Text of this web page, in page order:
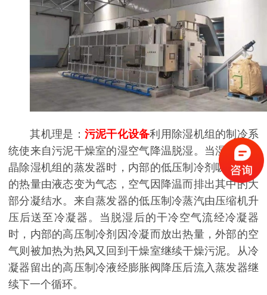
其机理是： 污泥干化设备利用除湿机组的制冷系
统使来自污泥干燥室的湿空气降温脱湿。当湿空气刘
晶除湿机组的蒸发器时，内部的低压制冷剂吸收空气
的热量由液态变为气态，空气因降温而排出其中的大
部分凝结水。来自蒸发器的低压制冷蒸汽由压缩机升
压后送至冷凝器。当脱湿后的干冷空气流经冷凝器
时，内部的高压制冷剂因冷凝而放出热量，外部的空
气则被加热为热风又回到干燥室继续干燥污泥。从冷
凝器留出的高压制冷液经膨胀阀降压后流入蒸发器继
续下一个循环。